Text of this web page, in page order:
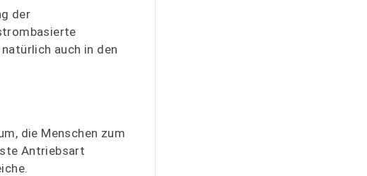
der
auch in den
die Menschen zum
Antriebsart